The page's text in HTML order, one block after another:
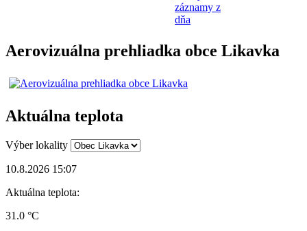
záznamy z
dňa
Aerovizuálna prehliadka obce Likavka
Aktuálna teplota
Výber lokality
10.8.2026 15:07
Aktuálna teplota:
31.0 °C